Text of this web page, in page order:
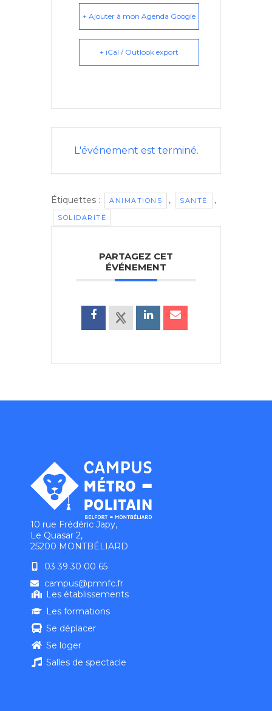
+ Ajouter à mon Agenda Google
+ iCal / Outlook export
L'événement est terminé.
Étiquettes : ANIMATIONS , SANTÉ ,
SOLIDARITÉ
PARTAGEZ CET
ÉVÉNEMENT
10 rue Frédéric Japy,
Le Quasar 2,
25200 MONTBÉLIARD
03 39 30 00 65
campus@pmnfc.fr
Les établissements
Les formations
Se déplacer
Se loger
Salles de spectacle